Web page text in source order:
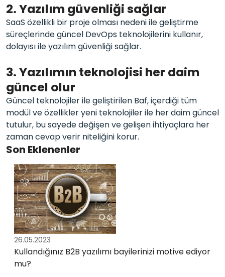
2. Yazılım güvenliği sağlar
SaaS özellikli bir proje olması nedeni ile geliştirme
süreçlerinde güncel DevOps teknolojilerini kullanır,
dolayısı ile yazılım güvenliği sağlar.
3. Yazılımın teknolojisi her daim
güncel olur
Güncel teknolojiler ile geliştirilen Baf, içerdiği tüm
modül ve özellikler yeni teknolojiler ile her daim güncel
tutulur, bu sayede değişen ve gelişen ihtiyaçlara her
zaman cevap verir niteliğini korur.
Son Eklenenler
26.05.2023
Kullandığınız B2B yazılımı bayilerinizi motive ediyor
mu?